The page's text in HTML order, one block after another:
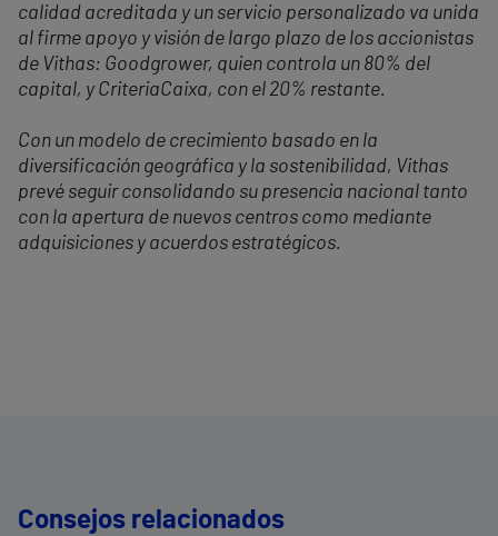
calidad acreditada y un servicio personalizado va unida
al firme apoyo y visión de largo plazo de los accionistas
de Vithas: Goodgrower, quien controla un 80% del
capital, y CriteriaCaixa, con el 20% restante.
Con un modelo de crecimiento basado en la
diversificación geográfica y la sostenibilidad, Vithas
prevé seguir consolidando su presencia nacional tanto
con la apertura de nuevos centros como mediante
adquisiciones y acuerdos estratégicos.
Consejos relacionados